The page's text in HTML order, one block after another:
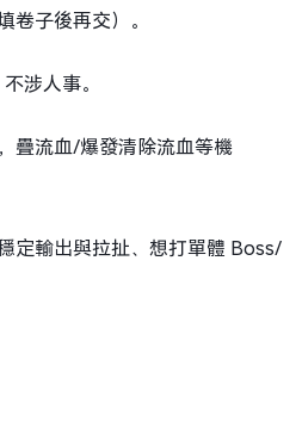
卷子後再交）。
涉人事。
疊流血/爆發清除流血等機
定輸出與拉扯、想打單體 Boss/